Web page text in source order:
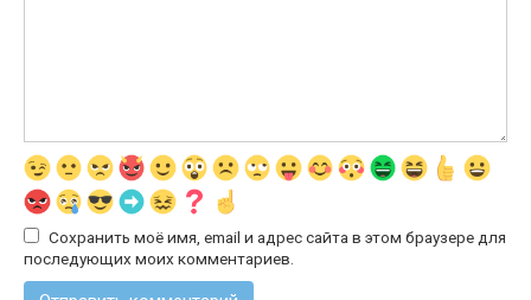
Сохранить моё имя, email и адрес сайта в этом браузере для
последующих моих комментариев.